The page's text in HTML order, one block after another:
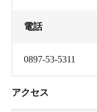
電話
0897-53-5311
アクセス